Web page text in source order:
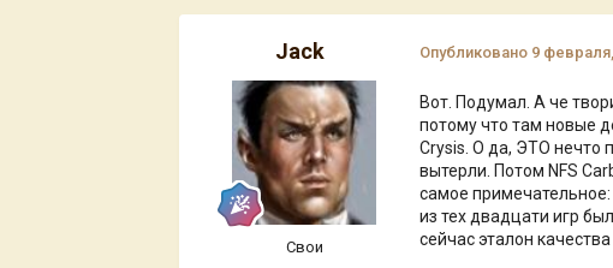
Jack
Свои
Опубликовано 9
Вот. Подумал. А че
потому что там новые
Crysis. О да, ЭТО нечто
вытерли. Потом NFS
самое
из тех двадцати игр
сейчас эталон